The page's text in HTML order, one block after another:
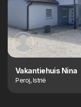
Vakantiehuis Nina
Peroj, Istrië